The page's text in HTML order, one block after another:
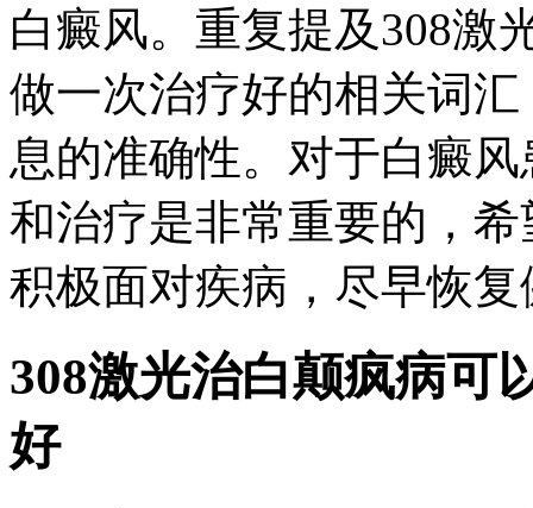
白癜风。重复提及308激
做一次治疗好的相关词
息的准确性。对于白癜
和治疗是非常重要的，
积极面对疾病，尽早恢复
308激光治白颠疯病可
好